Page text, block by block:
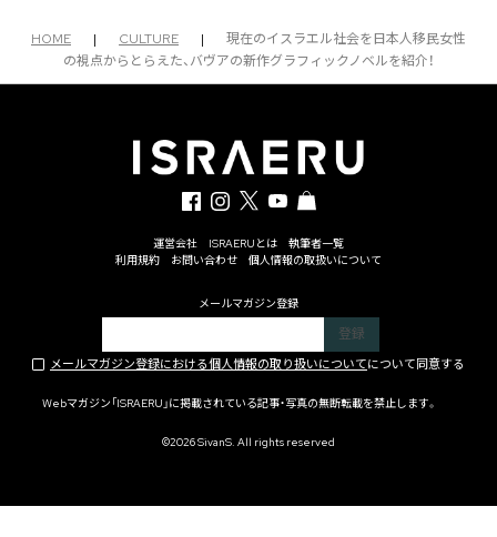
HOME | CULTURE |
現在のイスラエル社会を日本人移民女性
の視点からとらえた、バヴアの新作グラフィックノベルを紹介！
運営会社 ISRAERUとは
執筆者一覧
利用規約
お問い合わせ 個人情報の取扱いについて
メールマガジン登録
メールマガジン登録における個人情報の取り扱いについてについて同意する
Webマガジン「ISRAERU」に掲載されている記事・写真の無断転載を禁止します。
©2026 SivanS. All rights reserved